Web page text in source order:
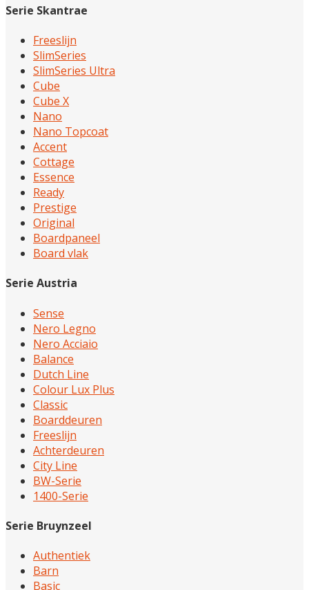
Serie Skantrae
Freeslijn
SlimSeries
SlimSeries Ultra
Cube
Cube X
Nano
Nano Topcoat
Accent
Cottage
Essence
Ready
Prestige
Original
Boardpaneel
Board vlak
Serie Austria
Sense
Nero Legno
Nero Acciaio
Balance
Dutch Line
Colour Lux Plus
Classic
Boarddeuren
Freeslijn
Achterdeuren
City Line
BW-Serie
1400-Serie
Serie Bruynzeel
Authentiek
Barn
Basic